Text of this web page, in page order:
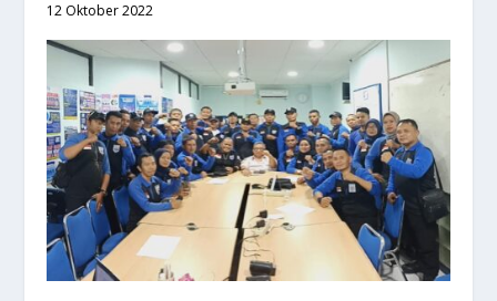
12 Oktober 2022